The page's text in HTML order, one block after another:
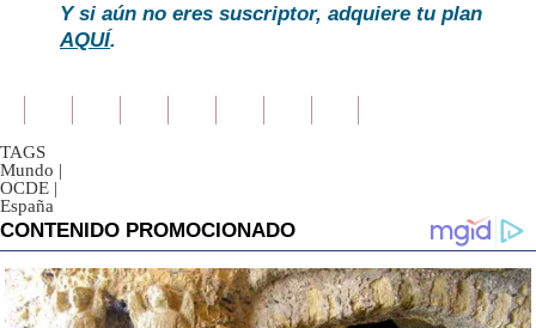
Y si aún no eres suscriptor, adquiere tu plan
AQUÍ.
TAGS
Mundo |
OCDE |
España